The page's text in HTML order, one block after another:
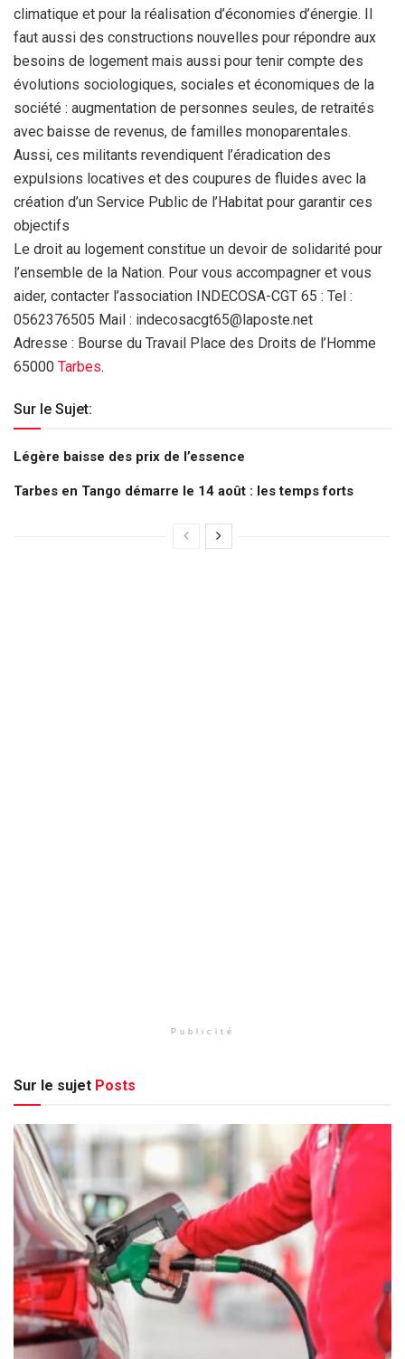
climatique et pour la réalisation d’économies d’énergie. Il
faut aussi des constructions nouvelles pour répondre aux
besoins de logement mais aussi pour tenir compte des
évolutions sociologiques, sociales et économiques de la
société : augmentation de personnes seules, de retraités
avec baisse de revenus, de familles monoparentales.
Aussi, ces militants revendiquent l’éradication des
expulsions locatives et des coupures de fluides avec la
création d’un Service Public de l’Habitat pour garantir ces
objectifs
Le droit au logement constitue un devoir de solidarité pour
l’ensemble de la Nation. Pour vous accompagner et vous
aider, contacter l’association INDECOSA-CGT 65 : Tel :
0562376505 Mail : indecosacgt65@laposte.net
Adresse : Bourse du Travail Place des Droits de l’Homme
65000 Tarbes.
Sur le Sujet:
Légère baisse des prix de l’essence
Tarbes en Tango démarre le 14 août : les temps forts
Publicité
Sur le sujet Posts